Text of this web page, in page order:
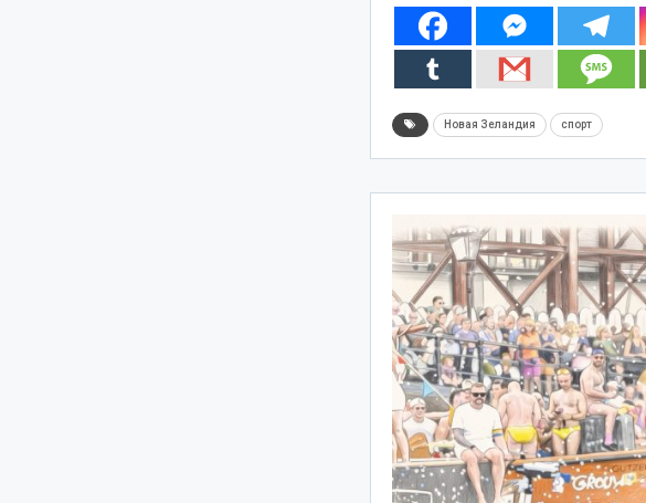
Новая Зеландия спорт